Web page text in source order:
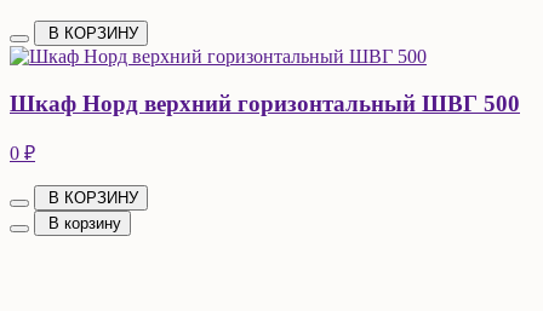
В КОРЗИНУ
Шкаф Норд верхний горизонтальный ШВГ 500
0 ₽
В КОРЗИНУ
В корзину